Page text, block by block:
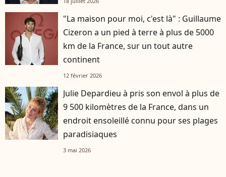
"La maison pour moi, c'est là" : Guillaume
Cizeron a un pied à terre à plus de 5000
km de la France, sur un tout autre
continent
12 février 2026
Julie Depardieu à pris son envol à plus de
9 500 kilomètres de la France, dans un
endroit ensoleillé connu pour ses plages
paradisiaques
3 mai 2026